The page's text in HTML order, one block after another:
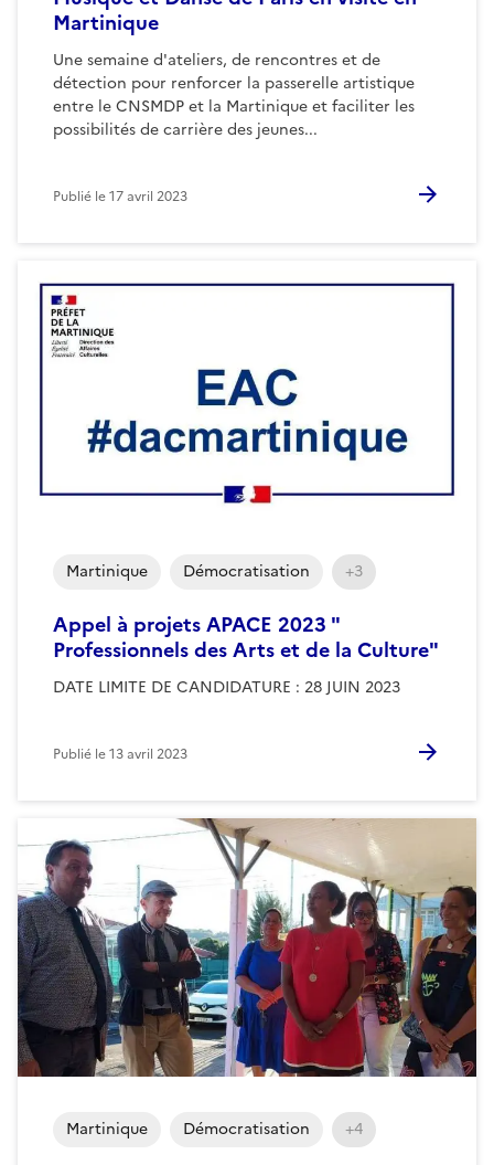
Martinique
Une semaine d'ateliers, de rencontres et de
détection pour renforcer la passerelle artistique
entre le CNSMDP et la Martinique et faciliter les
possibilités de carrière des jeunes...
Publié le17 avril 2023
Appel à projets APACE 2023 "
Professionnels des Arts et de la Culture"
DATE LIMITE DE CANDIDATURE : 28 JUIN 2023
Martinique Démocratisation +3
Publié le13 avril 2023
Martinique Démocratisation +4